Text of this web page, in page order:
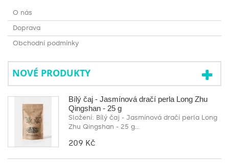
O nás
Doprava
Obchodní podmínky
NOVÉ PRODUKTY
Bílý čaj - Jasmínová dračí perla Long Zhu
Qingshan - 25 g
Složení: Bílý čaj - Jasmínová dračí perla Long
Zhu Qingshan - 25 g...
209 Kč